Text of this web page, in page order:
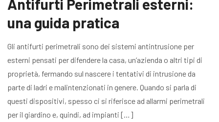
Antifurti Perimetrali esterni:
una guida pratica
Gli antifurti perimetrali sono dei sistemi antintrusione per
esterni pensati per difendere la casa, un’azienda o altri tipi di
proprietà, fermando sul nascere i tentativi di intrusione da
parte di ladri e malintenzionati in genere. Quando si parla di
questi dispositivi, spesso ci si riferisce ad allarmi perimetrali
per il giardino e, quindi, ad impianti […]